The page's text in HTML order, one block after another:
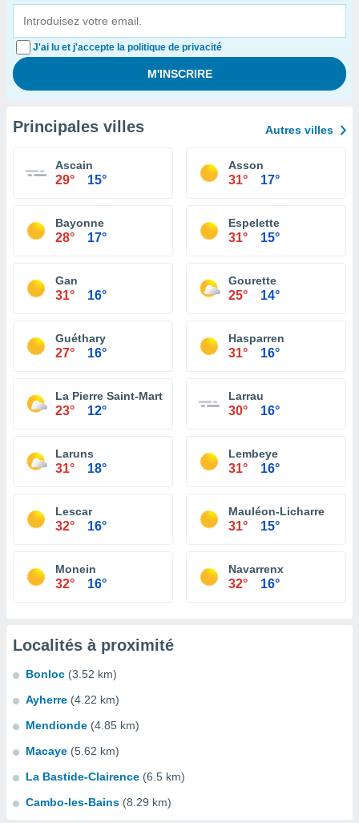
J'ai lu et j'accepte la politique de privacité
Principales villes Autres villes
Ascain
29° 15°
Asson
31° 17°
Bayonne
28° 17°
Espelette
31° 15°
Gan
31° 16°
Gourette
25° 14°
Guéthary
27° 16°
Hasparren
31° 16°
La Pierre Saint-Martin
23° 12°
Larrau
30° 16°
Laruns
31° 18°
Lembeye
31° 16°
Lescar
32° 16°
Mauléon-Licharre
31° 15°
Monein
32° 16°
Navarrenx
32° 16°
Localités à proximité
Bonloc (3.52 km)
Ayherre (4.22 km)
Mendionde (4.85 km)
Macaye (5.62 km)
La Bastide-Clairence (6.5 km)
Cambo-les-Bains (8.29 km)